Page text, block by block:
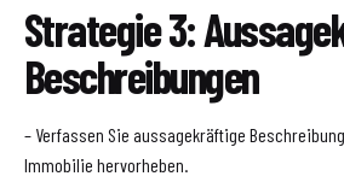
Strategie 3:
Beschreibungen
– Verfassen Sie aussagekräftige
Immobilie hervorheben.